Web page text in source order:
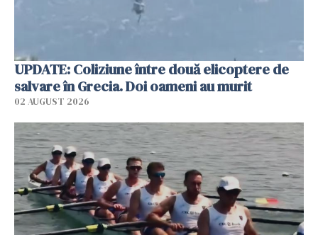
UPDATE: Coliziune între două elicoptere de
salvare în Grecia. Doi oameni au murit
02 AUGUST 2026